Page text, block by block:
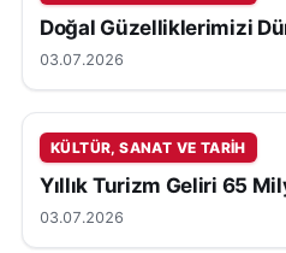
Doğal Güzelliklerimizi
03.07.2026
KÜLTÜR, SANAT VE TARIH
Yıllık Turizm Geliri 65
03.07.2026